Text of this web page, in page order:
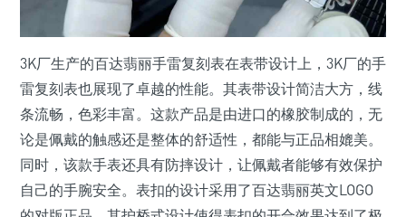
3K厂生产的百达翡丽手雷复刻表在表带设计上，3K厂的手
雷复刻表也展现了卓越的性能。其表带设计简洁大方，线
条流畅，色彩丰富。这款产品是由进口的橡胶制成的，无
论是佩戴的触感还是整体的舒适性，都能与正品相媲美。
同时，该款手表还具有防摔设计，让佩戴者能够有效保护
自己的手腕安全。表扣的设计采用了百达翡丽英文LOGO